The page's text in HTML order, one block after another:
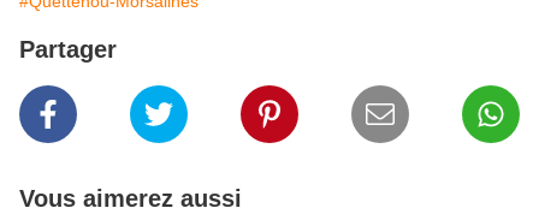
Partager
Vous aimerez aussi